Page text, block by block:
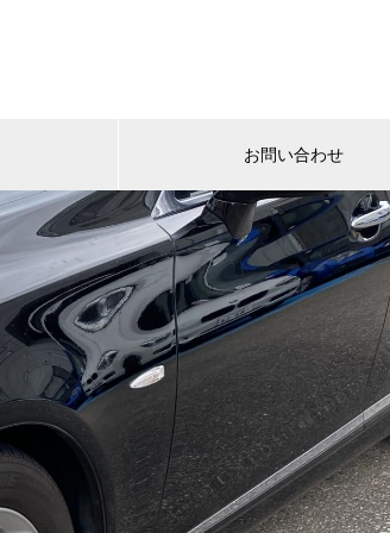
お問い合わせ